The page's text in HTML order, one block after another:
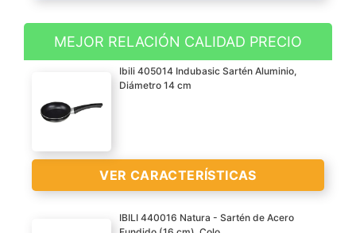
Aluminio 4 mm
Fondo full inducción
Válido para inducción
cm
MEJOR RELACIÓN CALIDAD PRECIO
Ibili 405014 Indubasic Sartén Aluminio,
Diámetro 14 cm
VER CARACTERÍSTICAS
IBILI 440016 Natura - Sartén de Acero